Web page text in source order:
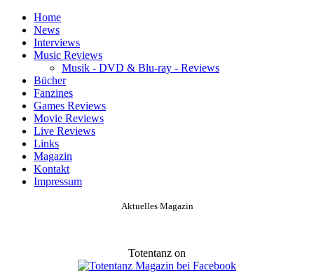
Home
News
Interviews
Music Reviews
Musik - DVD & Blu-ray - Reviews
Bücher
Fanzines
Games Reviews
Movie Reviews
Live Reviews
Links
Magazin
Kontakt
Impressum
Aktuelles Magazin
Totentanz on